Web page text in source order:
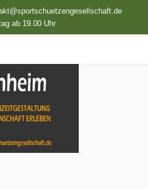
ab 19.00 Uhr